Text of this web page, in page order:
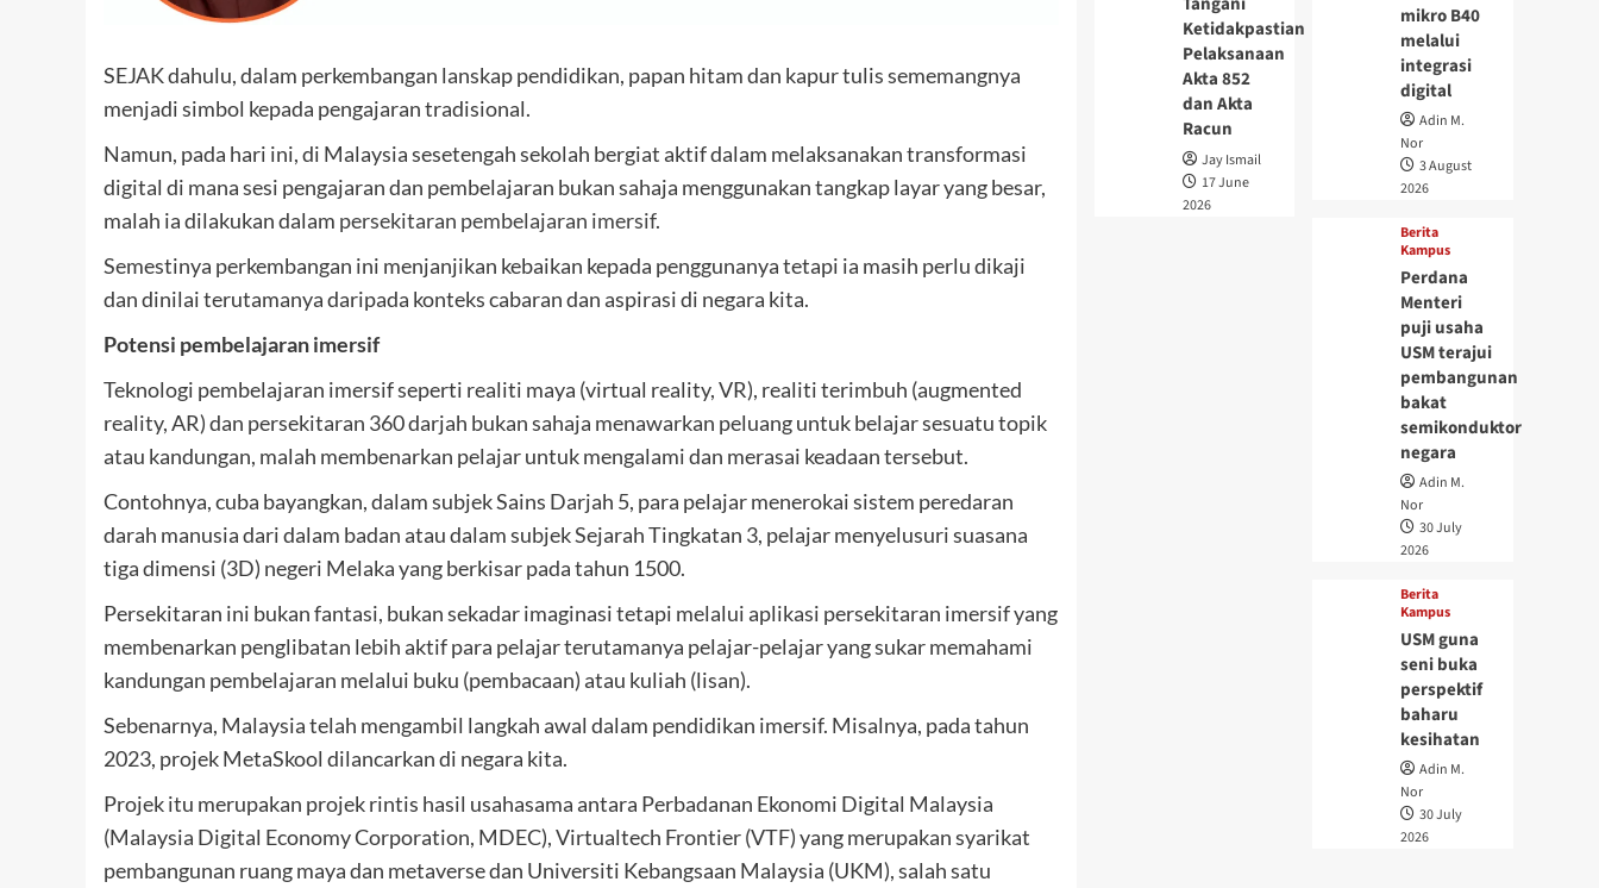
SEJAK dahulu, dalam perkembangan lanskap pendidikan, papan hitam dan kapur tulis sememangnya
menjadi simbol kepada pengajaran tradisional.
Namun, pada hari ini, di Malaysia sesetengah sekolah bergiat aktif dalam melaksanakan transformasi
digital di mana sesi pengajaran dan pembelajaran bukan sahaja menggunakan tangkap layar yang besar,
malah ia dilakukan dalam persekitaran pembelajaran imersif.
Semestinya perkembangan ini menjanjikan kebaikan kepada penggunanya tetapi ia masih perlu dikaji
dan dinilai terutamanya daripada konteks cabaran dan aspirasi di negara kita.
Potensi pembelajaran imersif
Teknologi pembelajaran imersif seperti realiti maya (virtual reality, VR), realiti terimbuh (augmented
reality, AR) dan persekitaran 360 darjah bukan sahaja menawarkan peluang untuk belajar sesuatu topik
atau kandungan, malah membenarkan pelajar untuk mengalami dan merasai keadaan tersebut.
Contohnya, cuba bayangkan, dalam subjek Sains Darjah 5, para pelajar menerokai sistem peredaran
darah manusia dari dalam badan atau dalam subjek Sejarah Tingkatan 3, pelajar menyelusuri suasana
tiga dimensi (3D) negeri Melaka yang berkisar pada tahun 1500.
Persekitaran ini bukan fantasi, bukan sekadar imaginasi tetapi melalui aplikasi persekitaran imersif yang
membenarkan penglibatan lebih aktif para pelajar terutamanya pelajar-pelajar yang sukar memahami
kandungan pembelajaran melalui buku (pembacaan) atau kuliah (lisan).
Sebenarnya, Malaysia telah mengambil langkah awal dalam pendidikan imersif. Misalnya, pada tahun
2023, projek MetaSkool dilancarkan di negara kita.
Projek itu merupakan projek rintis hasil usahasama antara Perbadanan Ekonomi Digital Malaysia
(Malaysia Digital Economy Corporation, MDEC), Virtualtech Frontier (VTF) yang merupakan syarikat
pembangunan ruang maya dan metaverse dan Universiti Kebangsaan Malaysia (UKM), salah satu
Ketidakpastian
Pelaksanaan
Akta 852
dan Akta
Racun
Jay Ismail
17 June
2026
mikro B40
melalui
integrasi
digital
Adin M.
Nor
3 August
2026
Berita
Kampus
Perdana
Menteri
puji usaha
USM terajui
pembangunan
bakat
semikonduktor
negara
Adin M.
Nor
30 July
2026
Berita
Kampus
USM guna
seni buka
perspektif
baharu
kesihatan
Adin M.
Nor
30 July
2026